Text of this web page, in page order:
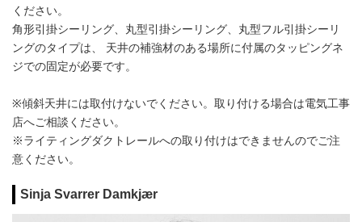
ください。
角形引掛シーリング、丸型引掛シーリング、丸型フル引掛シーリ
ングのタイプは、 天井の補強材のある場所に付属のタッピングネ
ジでの固定が必要です。
※傾斜天井には取付けないでください。取り付ける場合は電気工事
店へご相談ください。
※ライティングダクトレールへの取り付けはできませんのでご注
意ください。
Sinja Svarrer Damkjær